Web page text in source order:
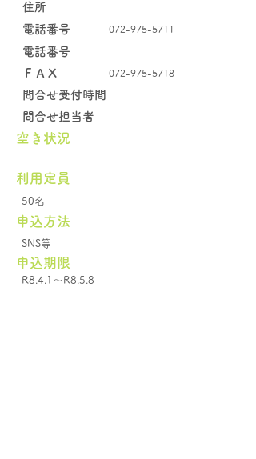
住所
電話番号
072-975-5711
電話番号
​ＦＡＸ
072-975-5718
問合せ受付時間
問合せ担当者
空き状況
​利用定員
50名
申込方法
SNS等
申込期限
R8.4.1～R8.5.8